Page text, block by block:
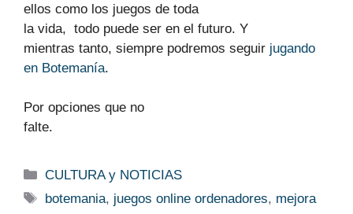
ellos como los juegos de toda
la vida, todo puede ser en el futuro. Y
mientras tanto, siempre podremos seguir jugando
en Botemanía.
Por opciones que no
falte.
Categorías
CULTURA y NOTICIAS
Etiquetas
botemania, juegos online ordenadores, mejora